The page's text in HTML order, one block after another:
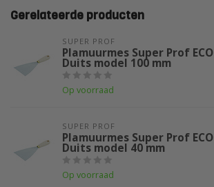
Gerelateerde producten
SUPER PROF
Plamuurmes Super Prof ECO
Duits model 100 mm
Op voorraad
SUPER PROF
Plamuurmes Super Prof ECO
Duits model 40 mm
Op voorraad